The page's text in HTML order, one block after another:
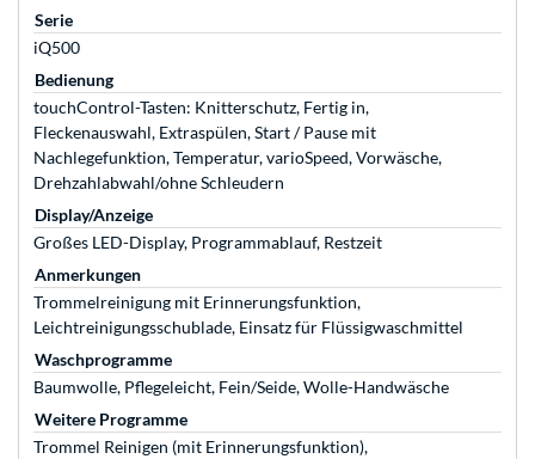
Serie
iQ500
Bedienung
touchControl-Tasten: Knitterschutz, Fertig in,
Fleckenauswahl, Extraspülen, Start / Pause mit
Nachlegefunktion, Temperatur, varioSpeed, Vorwäsche,
Drehzahlabwahl/ohne Schleudern
Display/Anzeige
Großes LED-Display, Programmablauf, Restzeit
Anmerkungen
Trommelreinigung mit Erinnerungsfunktion,
Leichtreinigungsschublade, Einsatz für Flüssigwaschmittel
Waschprogramme
Baumwolle, Pflegeleicht, Fein/Seide, Wolle-Handwäsche
Weitere Programme
Trommel Reinigen (mit Erinnerungsfunktion),